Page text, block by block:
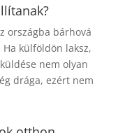
országba bárhová
külföldön laksz,
nem olyan
drága, ezért nem